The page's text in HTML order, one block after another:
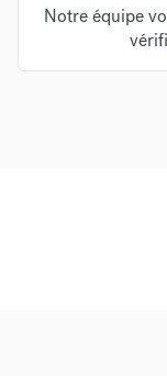
Notre équipe